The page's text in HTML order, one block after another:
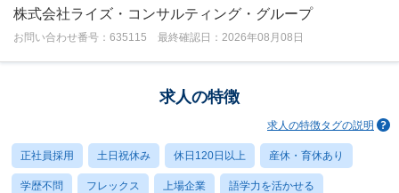
株式会社ライズ・コンサルティング・グループ
お問い合わせ番号：635115 最終確認日：2026年08月08日
求人の特徴
求人の特徴タグの説明
正社員採用 土日祝休み 休日120日以上 産休・育休あり
学歴不問 フレックス 上場企業 語学力を活かせる